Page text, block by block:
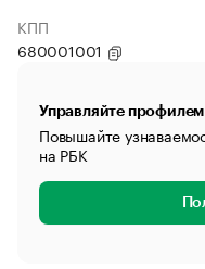
КПП
680001001
Управляйте
Повышайте
на РБК